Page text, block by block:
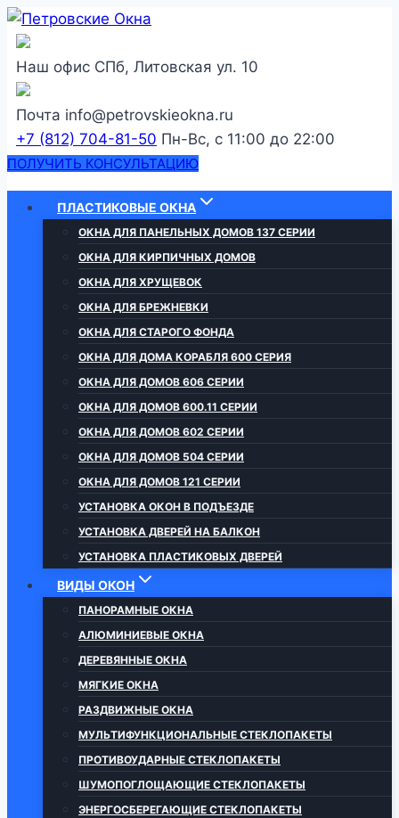
Перейти
содержанию
Наш офис СПб, Литовская ул. 10
Почта info@petrovskieokna.ru
+7 (812) 704-81-50 Пн-Вс, с 11:00 до 22:00
ПОЛУЧИТЬ КОНСУЛЬТАЦИЮ
ПЛАСТИКОВЫЕ ОКНА
ОКНА ДЛЯ ПАНЕЛЬНЫХ ДОМОВ 137 СЕРИИ
ОКНА ДЛЯ КИРПИЧНЫХ ДОМОВ
ОКНА ДЛЯ ХРУЩЕВОК
ОКНА ДЛЯ БРЕЖНЕВКИ
ОКНА ДЛЯ СТАРОГО ФОНДА
ОКНА ДЛЯ ДОМА КОРАБЛЯ 600 СЕРИЯ
ОКНА ДЛЯ ДОМОВ 606 СЕРИИ
ОКНА ДЛЯ ДОМОВ 600.11 СЕРИИ
ОКНА ДЛЯ ДОМОВ 602 СЕРИИ
ОКНА ДЛЯ ДОМОВ 504 СЕРИИ
ОКНА ДЛЯ ДОМОВ 121 СЕРИИ
УСТАНОВКА ОКОН В ПОДЪЕЗДЕ
УСТАНОВКА ДВЕРЕЙ НА БАЛКОН
УСТАНОВКА ПЛАСТИКОВЫХ ДВЕРЕЙ
ВИДЫ ОКОН
ПАНОРАМНЫЕ ОКНА
АЛЮМИНИЕВЫЕ ОКНА
ДЕРЕВЯННЫЕ ОКНА
МЯГКИЕ ОКНА
РАЗДВИЖНЫЕ ОКНА
МУЛЬТИФУНКЦИОНАЛЬНЫЕ СТЕКЛОПАКЕТЫ
ПРОТИВОУДАРНЫЕ СТЕКЛОПАКЕТЫ
ШУМОПОГЛОЩАЮЩИЕ СТЕКЛОПАКЕТЫ
ЭНЕРГОСБЕРЕГАЮЩИЕ СТЕКЛОПАКЕТЫ